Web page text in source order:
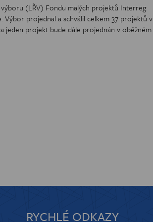
(LŘV) Fondu malých projektů Interreg
Výbor projednal a schválil celkem 37 projektů v
jeden projekt bude dále projednán v oběžném
RYCHLÉ ODKAZY